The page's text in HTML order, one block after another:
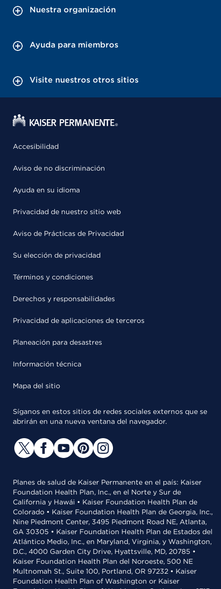
Nuestra organización
Ayuda para miembros
Visite nuestros otros sitios
Accesibilidad
Aviso de no discriminación
Ayuda en su idioma
Privacidad de nuestro sitio web
Aviso de Prácticas de Privacidad
Su elección de privacidad
Términos y condiciones
Derechos y responsabilidades
Privacidad de aplicaciones de terceros
Planeación para desastres
Información técnica
Mapa del sitio
Síganos en estos sitios de redes sociales externos que se
abrirán en una nueva ventana del navegador.
Planes de salud de Kaiser Permanente en el país: Kaiser
Foundation Health Plan, Inc., en el Norte y Sur de
California y Hawái • Kaiser Foundation Health Plan de
Colorado • Kaiser Foundation Health Plan de Georgia, Inc.,
Nine Piedmont Center, 3495 Piedmont Road NE, Atlanta,
GA 30305 • Kaiser Foundation Health Plan de Estados del
Atlántico Medio, Inc., en Maryland, Virginia, y Washington,
D.C., 4000 Garden City Drive, Hyattsville, MD, 20785 •
Kaiser Foundation Health Plan del Noroeste, 500 NE
Multnomah St., Suite 100, Portland, OR 97232 • Kaiser
Foundation Health Plan of Washington or Kaiser